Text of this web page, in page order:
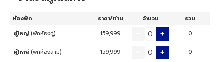
ห้องพัก ราคา/ท่าน จำนวน
รวม
ผู้ใหญ่ (พักห้องคู่) 159,999 0
ผู้ใหญ่ (พักห้องสาม) 159,999 0
ทัวร์จอร์เจีย